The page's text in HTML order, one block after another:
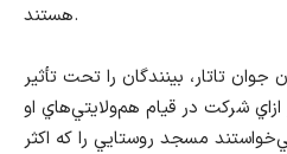
هستند.
تاتار، بينندگان را تحت تأثير
شركت در قيام هم‌ولايتي‌هاي او
مسجد روستايي را كه اكثر